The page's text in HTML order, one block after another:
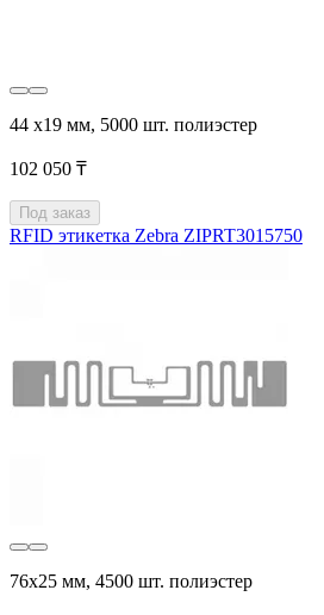
44 х19 мм, 5000 шт. полиэстер
102 050 ₸
Под заказ
RFID этикетка Zebra ZIPRT3015750
76х25 мм, 4500 шт. полиэстер